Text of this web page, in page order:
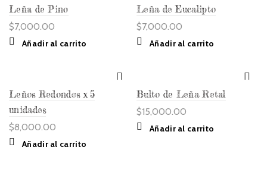
Leña de Pino
$7,000.00
Añadir al carrito
Leña de Eucalipto
$7,000.00
Añadir al carrito
Leños Redondos x 5
unidades
$8,000.00
Añadir al carrito
Bulto de Leña Retal
$15,000.00
Añadir al carrito